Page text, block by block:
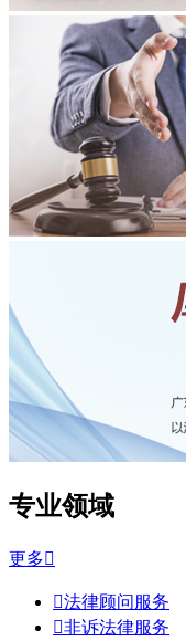
专业领域
更多
法律顾问服务
非诉法律服务